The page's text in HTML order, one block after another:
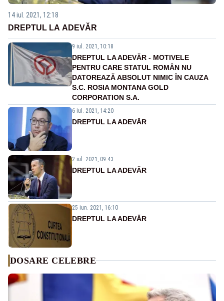
14 iul. 2021, 12:18
DREPTUL LA ADEVĂR
9 iul. 2021, 10:18
DREPTUL LA ADEVĂR - MOTIVELE
PENTRU CARE STATUL ROMÂN NU
DATOREAZĂ ABSOLUT NIMIC ÎN CAUZA
S.C. ROSIA MONTANA GOLD
CORPORATION S.A.
6 iul. 2021, 14:20
DREPTUL LA ADEVĂR
2 iul. 2021, 09:43
DREPTUL LA ADEVĂR
25 iun. 2021, 16:10
DREPTUL LA ADEVĂR
DOSARE CELEBRE